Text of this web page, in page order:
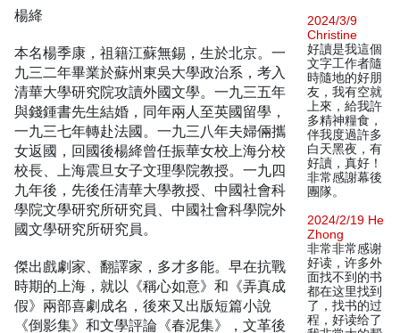
楊絳
本名楊季康，祖籍江蘇無錫，生於北京。一
九三二年畢業於蘇州東吳大學政治系，考入
清華大學研究院攻讀外國文學。一九三五年
與錢鍾書先生結婚，同年兩人至英國留學，
一九三七年轉赴法國。一九三八年夫婦倆攜
女返國，回國後楊絳曾任振華女校上海分校
校長、上海震旦女子文理學院教授。一九四
九年後，先後任清華大學教授、中國社會科
學院文學研究所研究員、中國社會科學院外
國文學研究所研究員。
傑出戲劇家、翻譯家，多才多能。早在抗戰
時期的上海，就以《稱心如意》和《弄真成
假》兩部喜劇成名，後來又出版短篇小說
《倒影集》和文學評論《春泥集》，文革後
2024/3/9
Christine
好讀是我這個
文字工作者隨
時隨地的好朋
友，我有空就
上來，給我許
多精神糧食，
伴我度過許多
白天黑夜，有
好讀，真好！
非常感謝幕後
團隊。
2024/2/19 He
Zhong
非常非常感谢
好读，许多外
面找不到的书
都在这里找到
了，找书的过
程，好读给了